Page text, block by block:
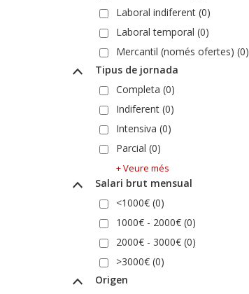
Laboral indiferent (0)
Laboral temporal (0)
Mercantil (només ofertes) (0)
Tipus de jornada
Completa (0)
Indiferent (0)
Intensiva (0)
Parcial (0)
+ Veure més
Salari brut mensual
<1000€ (0)
1000€ - 2000€ (0)
2000€ - 3000€ (0)
>3000€ (0)
Origen